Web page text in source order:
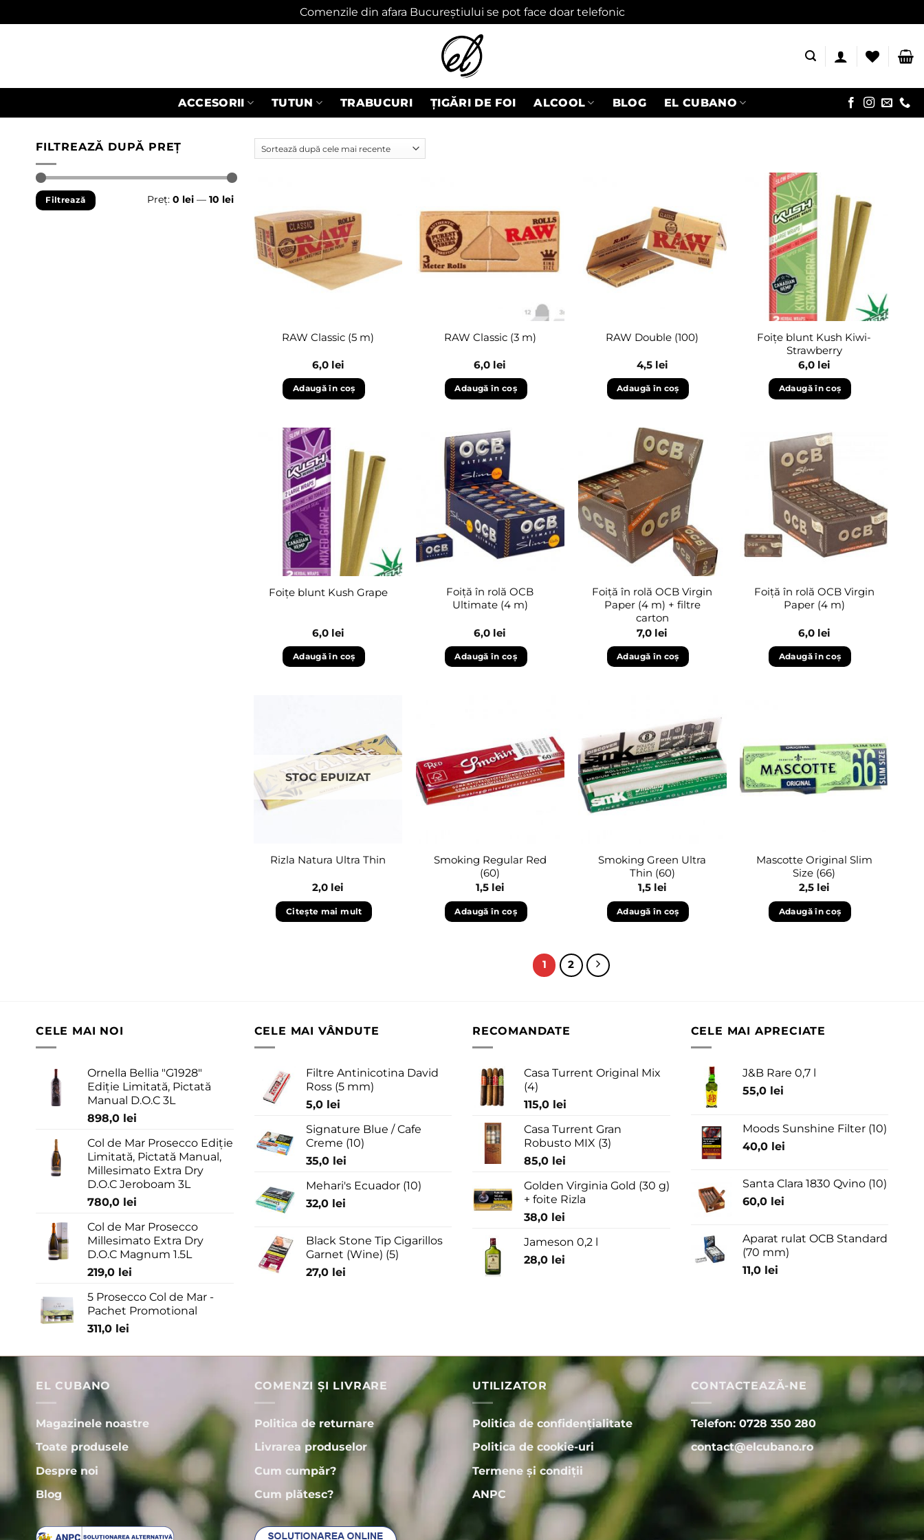
Comenzile din afara Bucureștiului se pot face doar telefonic
ACCESORII TUTUN TRABUCURI ȚIGĂRI DE FOI ALCOOL BLOG EL CUBANO
FILTREAZĂ DUPĂ PREȚ
Preț
minim
Preț
maxim
Filtrează Preț: 0 lei— 10 lei
Adaugă
wishlist
RAW Classic (5 m)
6,0 lei
Adaugă în coș
Adaugă
în
wishlist
RAW Classic (3 m)
6,0 lei
Adaugă în coș
Adaugă
în
wishlist
RAW Double (100)
4,5 lei
Adaugă în coș
Adaugă
în
wishlist
Foițe blunt Kush Kiwi-
Strawberry
6,0 lei
Adaugă în coș
Adaugă
în
wishlist
Foițe blunt Kush Grape
6,0 lei
Adaugă în coș
wishlist
Foiță în rolă OCB
Ultimate (4 m)
6,0 lei
Adaugă în coș
Adaugă
în
wishlist
Foiță în rolă OCB Virgin
Paper (4 m) + filtre
carton
7,0 lei
Adaugă în coș
wishlist
Foiță în rolă OCB Virgin
Paper (4 m)
6,0 lei
Adaugă în coș
Adaugă
în
wishlist
STOC EPUIZAT
Rizla Natura Ultra Thin
2,0 lei
Citește mai mult
în
wishlist
Smoking Regular Red
(60)
1,5 lei
Adaugă în coș
Adaugă
în
wishlist
Smoking Green Ultra
Thin (60)
1,5 lei
Adaugă în coș
în
wishlist
Mascotte Original Slim
Size (66)
2,5 lei
Adaugă în coș
1 2
CELE MAI NOI
Ornella Bellia "G1928"
Ediție Limitată, Pictată
Manual D.O.C 3L
898,0 lei
Col de Mar Prosecco Ediție
Limitată, Pictată Manual,
Millesimato Extra Dry
D.O.C Jeroboam 3L
780,0 lei
Col de Mar Prosecco
Millesimato Extra Dry
D.O.C Magnum 1.5L
219,0 lei
5 Prosecco Col de Mar -
Pachet Promotional
311,0 lei
CELE MAI VÂNDUTE
Filtre Antinicotina David
Ross (5 mm)
5,0 lei
Signature Blue / Cafe
Creme (10)
35,0 lei
Mehari's Ecuador (10)
32,0 lei
Black Stone Tip Cigarillos
Garnet (Wine) (5)
27,0 lei
RECOMANDATE
Casa Turrent Original Mix
(4)
115,0 lei
Casa Turrent Gran
Robusto MIX (3)
85,0 lei
Golden Virginia Gold (30 g)
+ foite Rizla
38,0 lei
Jameson 0,2 l
28,0 lei
CELE MAI APRECIATE
J&B Rare 0,7 l
55,0 lei
Moods Sunshine Filter (10)
40,0 lei
Santa Clara 1830 Qvino (10)
60,0 lei
Aparat rulat OCB Standard
(70 mm)
11,0 lei
EL CUBANO
Magazinele noastre
Toate produsele
Despre noi
Blog
COMENZI ȘI LIVRARE
Politica de returnare
Livrarea produselor
Cum cumpăr?
Cum plătesc?
UTILIZATOR
Politica de confidențialitate
Politica de cookie-uri
Termene și condiții
ANPC
CONTACTEAZĂ-NE
Telefon: 0728 350 280
contact@elcubano.ro